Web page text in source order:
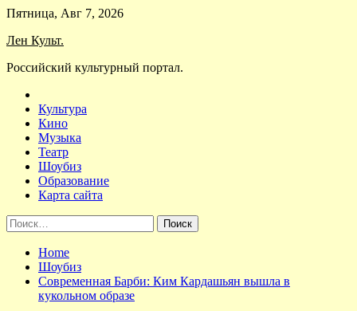
Skip
content
Пятница, Авг 7, 2026
Лен Культ.
Российский культурный портал.
Культура
Кино
Музыка
Театр
Шоубиз
Образование
Карта сайта
Найти:
Home
Шоубиз
Современная Барби: Ким Кардашьян вышла в
кукольном образе